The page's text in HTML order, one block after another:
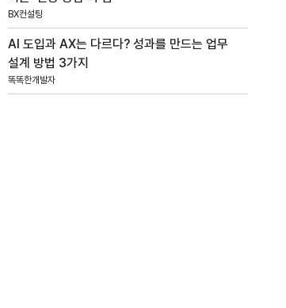
BX컨설팅
AI 도입과 AX는 다르다? 성과를 만드는 업무
설계 방법 3가지
똑똑한개발자